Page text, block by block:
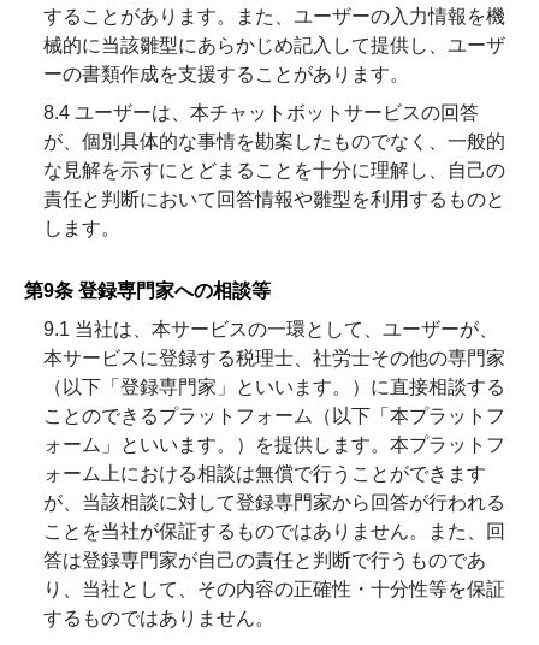
することがあります。また、ユーザーの入力情報を機
械的に当該雛型にあらかじめ記入して提供し、ユーザ
ーの書類作成を支援することがあります。
8.4 ユーザーは、本チャットボットサービスの回答
が、個別具体的な事情を勘案したものでなく、一般的
な見解を示すにとどまることを十分に理解し、自己の
責任と判断において回答情報や雛型を利用するものと
します。
第9条 登録専門家への相談等
9.1 当社は、本サービスの一環として、ユーザーが、
本サービスに登録する税理士、社労士その他の専門家
（以下「登録専門家」といいます。）に直接相談する
ことのできるプラットフォーム（以下「本プラットフ
ォーム」といいます。）を提供します。本プラットフ
ォーム上における相談は無償で行うことができます
が、当該相談に対して登録専門家から回答が行われる
ことを当社が保証するものではありません。また、回
答は登録専門家が自己の責任と判断で行うものであ
り、当社として、その内容の正確性・十分性等を保証
するものではありません。